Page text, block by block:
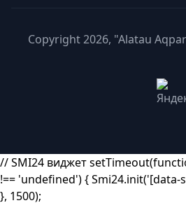
Copyright 2026, "Alatau
// SMI24 виджет
!== 'undefined') {
}, 1500);